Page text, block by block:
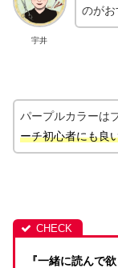
宇井
のがお
パープルカラーは
ーチ初心者にも良
『一緒に読んで